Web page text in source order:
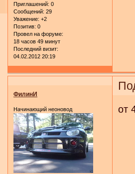
Приглашений: 0
Сообщений: 29
Уважение: +2
Позитив: 0
Провел на форуме:
18 часов 49 минут
Последний визит:
04.02.2012 20:19
ФилинИ
Начинающий неоновод от